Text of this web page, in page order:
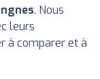
. Nous
leurs
à comparer et à